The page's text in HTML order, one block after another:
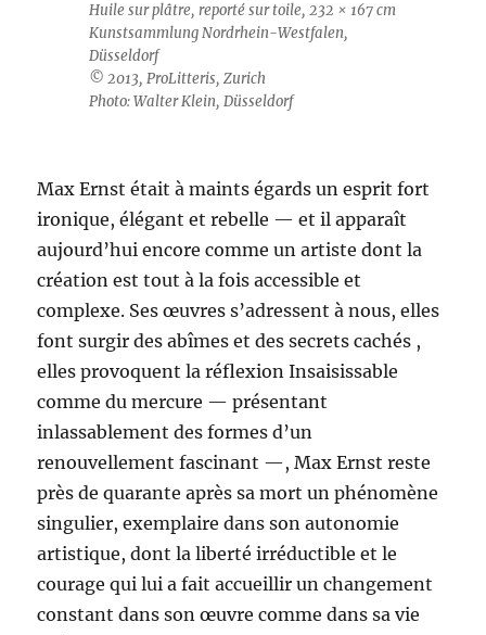
Huile sur plâtre, reporté sur toile, 232 × 167 cm
Kunstsammlung Nordrhein-Westfalen,
Düsseldorf
© 2013, ProLitteris, Zurich
Photo: Walter Klein, Düsseldorf
Max Ernst était à maints égards un esprit fort
ironique, élégant et rebelle — et il apparaît
aujourd’hui encore comme un artiste dont la
création est tout à la fois accessible et
complexe. Ses œuvres s’adressent à nous, elles
font surgir des abîmes et des secrets cachés ,
elles provoquent la réflexion Insaisissable
comme du mercure — présentant
inlassablement des formes d’un
renouvellement fascinant —, Max Ernst reste
près de quarante après sa mort un phénomène
singulier, exemplaire dans son autonomie
artistique, dont la liberté irréductible et le
courage qui lui a fait accueillir un changement
constant dans son œuvre comme dans sa vie